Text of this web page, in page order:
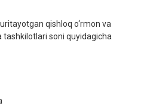
qishloq o‘rmon va
tashkilotlari soni quyidagicha